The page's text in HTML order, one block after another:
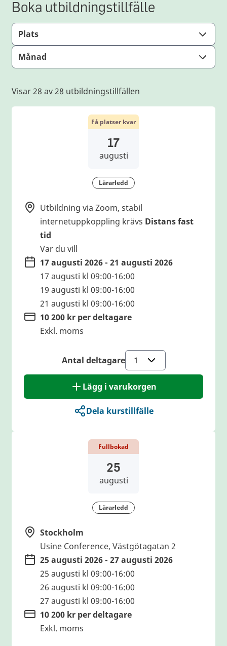
Boka utbildningstillfälle
Plats
Månad
Visar 28 av 28 utbildningstillfällen
Få platser kvar
17
augusti
Lärarledd
Utbildning via Zoom, stabil
internetuppkoppling krävs Distans fast
tid
Var du vill
17 augusti 2026 - 21 augusti 2026
17 augusti kl 09:00-16:00
19 augusti kl 09:00-16:00
21 augusti kl 09:00-16:00
10 200 kr per deltagare
Exkl. moms
Antal deltagare
Lägg i varukorgen
Dela kurstillfälle
Fullbokad
25
augusti
Lärarledd
Stockholm
Usine Conference, Västgötagatan 2
25 augusti 2026 - 27 augusti 2026
25 augusti kl 09:00-16:00
26 augusti kl 09:00-16:00
27 augusti kl 09:00-16:00
10 200 kr per deltagare
Exkl. moms